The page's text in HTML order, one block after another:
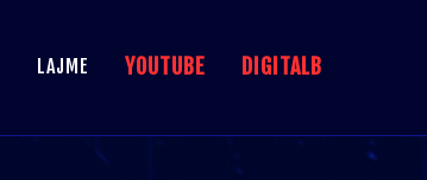
LAJME YOUTUBE DIGITALB